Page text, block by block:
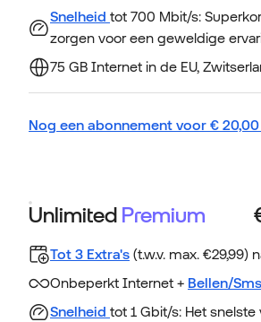
Snelheid tot 700 Mbit/s:
zorgen voor een geweldige
75 GB Internet in de EU,
Nog een abonnement voor € 20,00
Unlimited Premium
Tot 3 Extra's (t.w.v. max. €29,99)
Onbeperkt Internet + Bellen/
Snelheid tot 1 Gbit/s: Het snelste